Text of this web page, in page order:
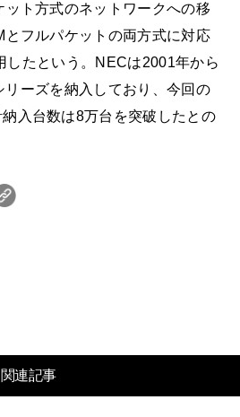
ト方式のネットワークへの移
フルパケットの両方式に対応
したという。NECは2001年から
リーズを納入しており、今回の
入台数は8万台を突破したとの
関連記事